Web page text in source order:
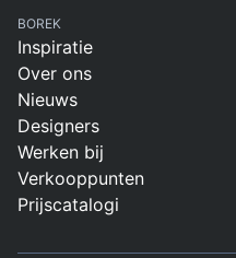
BOREK
Inspiratie
Over ons
Nieuws
Designers
Werken bij
Verkooppunten
Prijscatalogi